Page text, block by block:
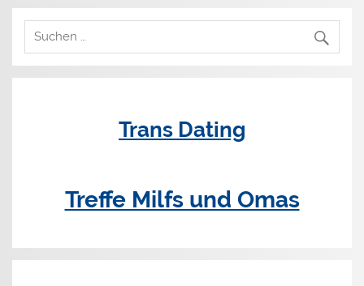
Trans Dating
Treffe Milfs und Omas